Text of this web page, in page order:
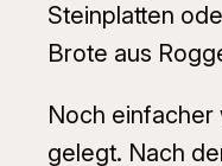
Steinplatten
Brote aus
Noch einfacher
gelegt. Nach